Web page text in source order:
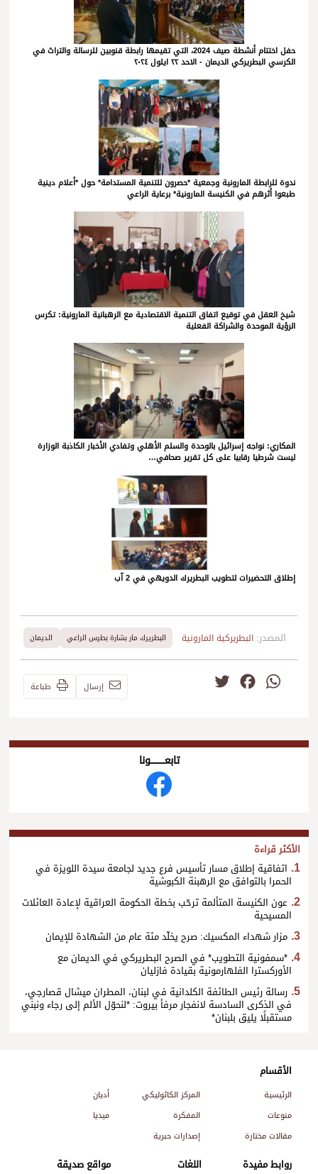
حفل اختتام أنشطة صيف 2024، التي تقيمها رابطة قنوبين للرسالة والتراث في
الكرسي البطريركي الديمان - الاحد ٢٢ ايلول ٢٠٢٤
ندوة للرابطة المارونية وجمعية *حصرون للتنمية المستدامة* حول *أعلام دينية
طبعوا أثرهم في الكنيسة المارونية* برعاية الراعي
شيخ العقل في توقيع اتفاق التنمية الاقتصادية مع الرهبانية المارونية: تكرس
الرؤية الموحدة والشراكة الفعلية
المكاري: نواجه إسرائيل بالوحدة والسلم الأهلي وتفادي الأخبار الكاذبة الوزارة
ليست شرطيا رقابيا على كل تقرير صحافي…
إطلاق التحضيرات لتطويب البطريرك الدويهي في 2 آب
المصدر: البطريركية المارونية البطريرك مار بشارة بطرس الراعي الديمان
WhatsApp
Facebook إرسال طباعة
تابعــــــــــونا
الأكثر قراءة
اتفاقية إطلاق مسار تأسيس فرع جديد لجامعة سيدة اللويزة في
الحمرا بالتوافق مع الرهبنة الكبوشية
عون الكنيسة المتألمة ترحّب بخطة الحكومة العراقية لإعادة العائلات
المسيحية
مزار شهداء المكسيك: صرح يخلّد مئة عام من الشهادة للإيمان
*سمفونية التطويب* في الصرح البطريركي في الديمان مع
الأوركسترا الفلهارمونية بقيادة فازليان
رسالة رئيس الطائفة الكلدانية في لبنان، المطران ميشال قصارجي،
في الذكرى السادسة لانفجار مرفأ بيروت: *لنحوّل الألم إلى رجاء ونبني
مستقبلًا يليق بلبنان*
الأقسام
الرئيسية المركز الكاثوليكي
أديان
منوعات
المفكرة
ميديا
مقالات مختارة
إصدارات حبرية
روابط مفيدة اللغات مواقع صديقة